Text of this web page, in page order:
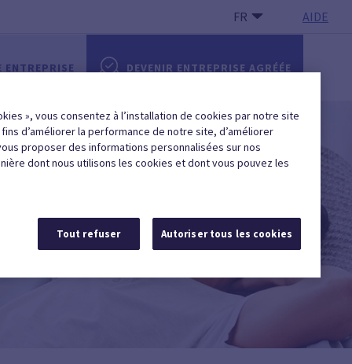
FR AIDE
ENTREPRISE DEVENIR ENTREPRISE AGRÉÉE
», vous consentez à l’installation de cookies par notre site
d’améliorer la performance de notre site, d’améliorer
proposer des informations personnalisées sur nos
dont nous utilisons les cookies et dont vous pouvez les
Tout refuser Autoriser tous les cookies